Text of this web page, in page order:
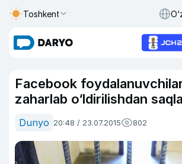
Toshkent
Facebook
zaharlab o‘ldirilishdan
Dunyo 20:48 / 23.07.2015 802